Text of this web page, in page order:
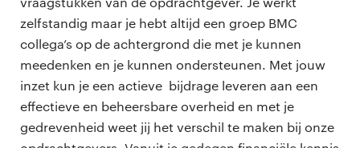
zelfstandig maar je hebt altijd een groep BMC
collega’s op de achtergrond die met je kunnen
meedenken en je kunnen ondersteunen. Met jouw
inzet kun je een actieve bijdrage leveren aan een
effectieve en beheersbare overheid en met je
gedrevenheid weet jij het verschil te maken bij onze